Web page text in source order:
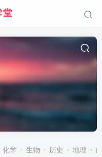
化学 生物 历史 地理